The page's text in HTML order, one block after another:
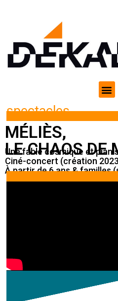
spectacles
MÉLIÈS,
LE CHAOS DE
Une fable cosmique et
Ciné-concert (création
À partir de 6 ans & familles